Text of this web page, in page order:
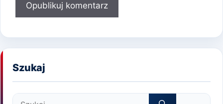
Szukaj
Szukaj: